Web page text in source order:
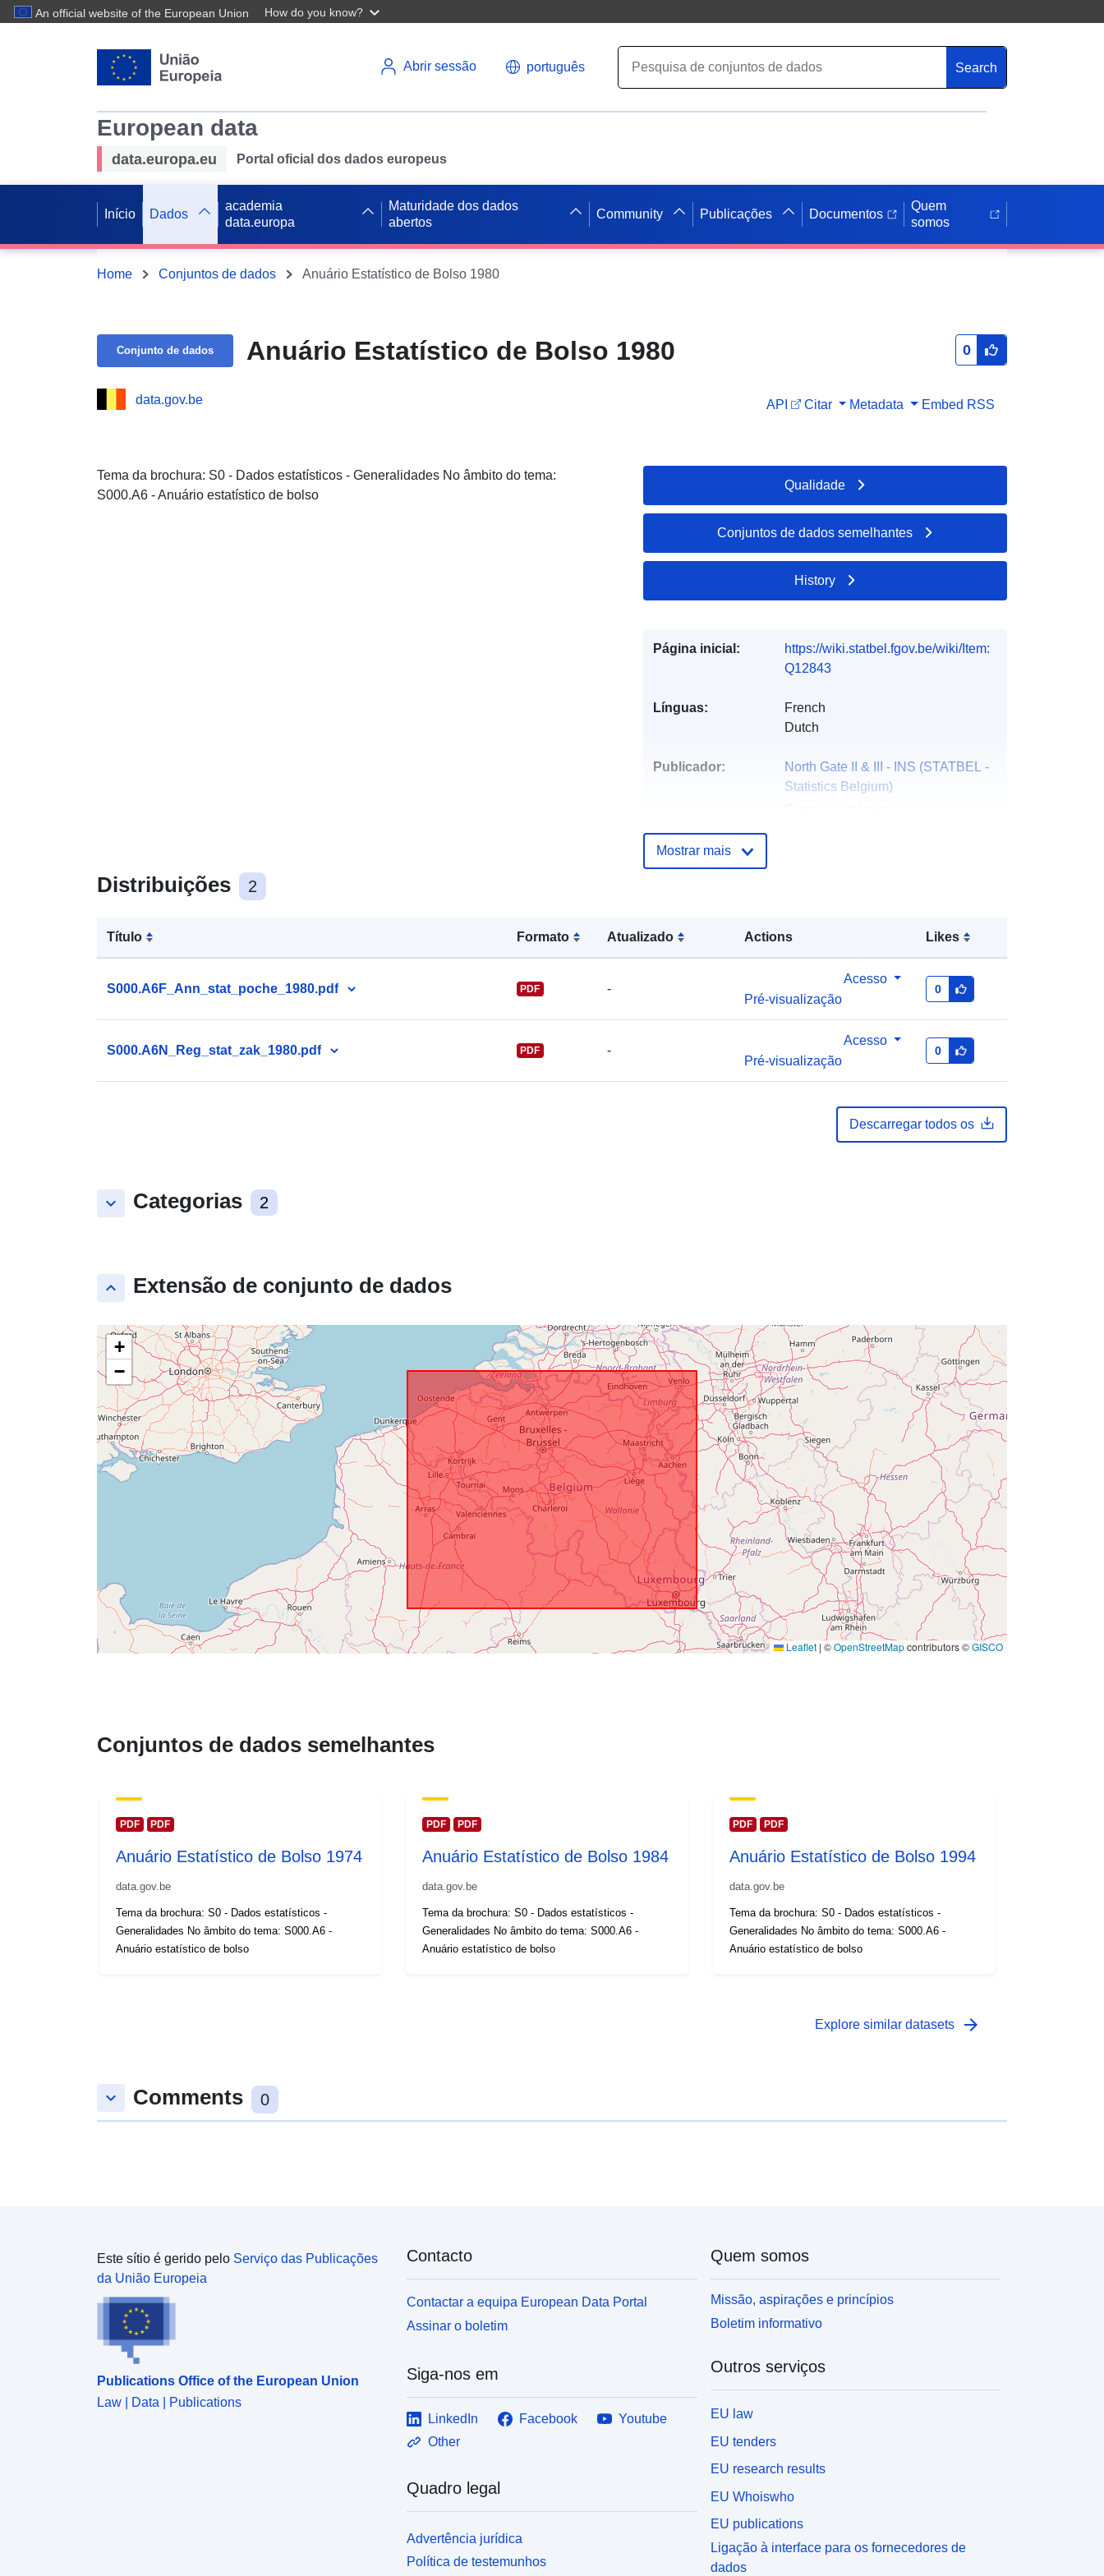
An official website of the European Union How do you know?
Abrir sessão português Search
European data
data.europa.eu Portal oficial dos dados europeus
Início Dados
academia
data.europa
Maturidade dos dados
abertos
Community Publicações Documentos
Quem
somos
Home Conjuntos de dados Anuário Estatístico de Bolso 1980
Conjunto de dados Anuário Estatístico de Bolso 1980 0
data.gov.be API Citar Metadata Embed RSS
Tema da brochura: S0 - Dados estatísticos - Generalidades No âmbito do tema:
S000.A6 - Anuário estatístico de bolso
Distribuições 2
Título Formato Atualizado Actions Likes
S000.A6F_Ann_stat_poche_1980.pdf PDF -
Acesso
Pré-visualização
0
S000.A6N_Reg_stat_zak_1980.pdf PDF -
Acesso
Pré-visualização
0
Descarregar todos os
keyboard_arrow_down Categorias 2
keyboard_arrow_up Extensão de conjunto de dados
+
−
Leaflet | ©OpenStreetMapcontributors ©GISCO
Qualidade
Conjuntos de dados semelhantes
History
Página inicial:
https://wiki.statbel.fgov.be/wiki/Item:
Q12843
Línguas:
French
Dutch
Publicador:
North Gate II & III - INS (STATBEL -
Statistics Belgium)
Correio eletrónico:
mailto:statbel@economie.fgov.be
https://statbel.fgov.be/nl
https://statbel.fgov.be/fr
https://statbel.fgov.be/de
https://statbel.fgov.be/en
Registo do
Acrescentado à data.europa.eu: 14
Atualizado em data.europa.eu: 30
July 2026
uriRef:
http://data.europa.eu/88u/dataset/q1
2843-id
Direitos de
acesso:
public
Zakres czasowy:
01 January 1980
-
31 December 1980
Mostrar mais
Conjuntos de dados semelhantes
PDF PDF
Anuário Estatístico de Bolso 1974
data.gov.be
Tema da brochura: S0 - Dados estatísticos -
Generalidades No âmbito do tema: S000.A6 -
Anuário estatístico de bolso
PDF PDF
Anuário Estatístico de Bolso 1984
data.gov.be
Tema da brochura: S0 - Dados estatísticos -
Generalidades No âmbito do tema: S000.A6 -
Anuário estatístico de bolso
PDF PDF
Anuário Estatístico de Bolso 1994
data.gov.be
Tema da brochura: S0 - Dados estatísticos -
Generalidades No âmbito do tema: S000.A6 -
Anuário estatístico de bolso
Explore similar datasets arrow_forward
keyboard_arrow_down Comments 0
Este sítio é gerido pelo Serviço das Publicações
da União Europeia
Publications Office of the European Union
Law | Data | Publications
Contacto
Contactar a equipa European Data Portal
Assinar o boletim
Siga-nos em
LinkedIn Facebook
Youtube
Other
Quadro legal
Advertência jurídica
Política de testemunhos
Quem somos
Missão, aspirações e princípios
Boletim informativo
Outros serviços
EU law
EU tenders
EU research results
EU Whoiswho
EU publications
Ligação à interface para os fornecedores de
dados